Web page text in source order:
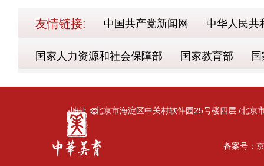
友情链接: 中国共产党新闻网 中华人民共
国家人力资源和社会保障部 国家教育部
地址：北京市海淀区中关村软件园25号楼四层 /
备案号：